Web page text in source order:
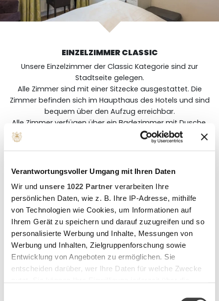
Verantwortungsvoller Umgang mit Ihren Daten
Wir und unsere 1022 Partner verarbeiten Ihre
persönlichen Daten, wie z. B. Ihre IP-Adresse, mithilfe
von Technologien wie Cookies, um Informationen auf
Ihrem Gerät zu speichern und darauf zuzugreifen und so
personalisierte Werbung und Inhalte, Messungen von
Werbung und Inhalten, Zielgruppenforschung sowie
Entwicklung von Angeboten zu ermöglichen. Sie
entscheiden darüber, wer Ihre Daten für welche Zwecke
EINZELZIMMER CLASSIC
Unsere Einzelzimmer der Classic Kategorie sind zur
Stadtseite gelegen.
Alle Zimmer sind mit einer Sitzecke ausgestattet. Die
Zimmer befinden sich im Haupthaus des Hotels und sind
bequem über den Aufzug erreichbar.
Alle Zimmer verfügen über ein Badezimmer mit Dusche.
Die Größe der Zimmer beträgt ungefähr 15-20 m².
Es verfügt über ein 120 cm breites Bett. Durch die
Zimmer eine harmonische Atmosphäre verliehen.
Alle unsere Zimmer sind Nichtraucherzimmer.
Zimmerbeispiel